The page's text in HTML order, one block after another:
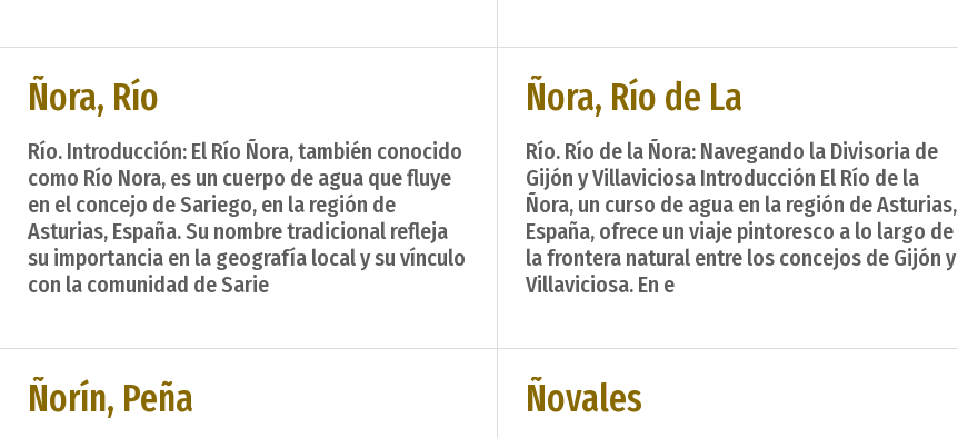
Ñora, Río
Río. Introducción: El Río Ñora, también conocido
como Río Nora, es un cuerpo de agua que fluye
en el concejo de Sariego, en la región de
Asturias, España. Su nombre tradicional refleja
su importancia en la geografía local y su vínculo
con la comunidad de Sarie
Ñora, Río de La
Río. Río de la Ñora: Navegando la Divisoria de
Gijón y Villaviciosa Introducción El Río de la
Ñora, un curso de agua en la región de Asturias,
España, ofrece un viaje pintoresco a lo largo de
la frontera natural entre los concejos de Gijón y
Villaviciosa. En e
Ñorín, Peña Ñovales